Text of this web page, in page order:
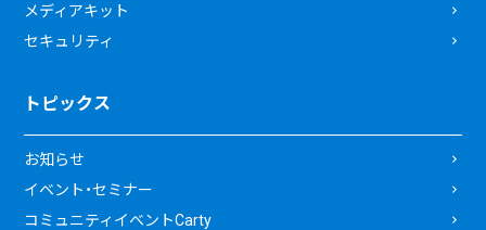
メディアキット
セキュリティ
トピックス
お知らせ
イベント・セミナー
コミュニティイベントCarty